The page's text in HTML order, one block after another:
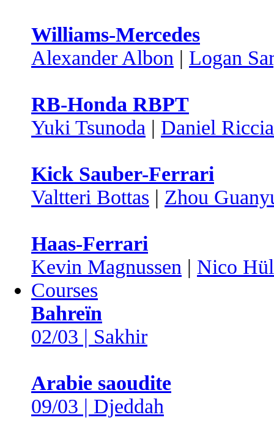
Williams-Mercedes
Alexander Albon | Logan
RB-Honda RBPT
Yuki Tsunoda | Daniel
Kick Sauber-Ferrari
Valtteri Bottas | Zhou
Haas-Ferrari
Kevin Magnussen | Nico
Courses
Bahreïn
02/03 | Sakhir
Arabie saoudite
09/03 | Djeddah